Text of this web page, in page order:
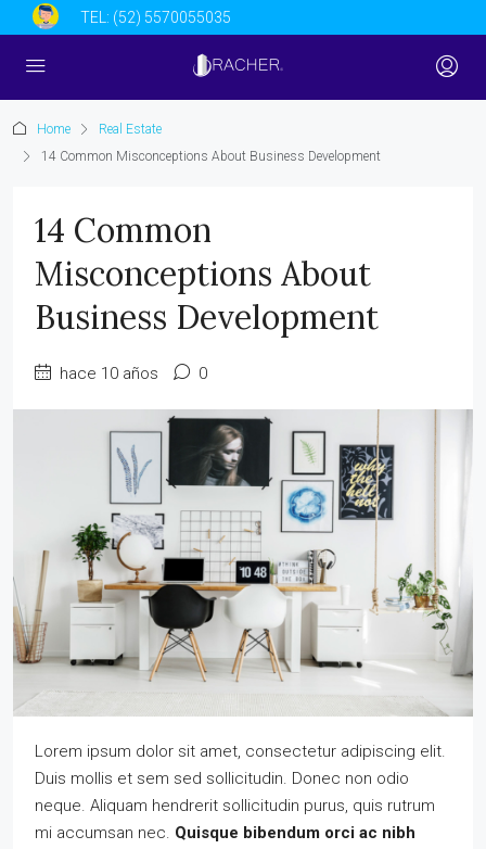
TEL: (52) 5570055035
Home
Real Estate
14 Common Misconceptions About Business Development
14 Common
Misconceptions About
Business Development
hace 10 años 0
Lorem ipsum dolor sit amet, consectetur adipiscing elit.
Duis mollis et sem sed sollicitudin. Donec non odio
neque. Aliquam hendrerit sollicitudin purus, quis rutrum
mi accumsan nec. Quisque bibendum orci ac nibh